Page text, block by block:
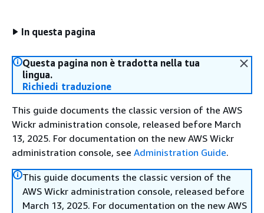
In questa pagina
Questa pagina non è tradotta nella tua
lingua.
Richiedi traduzione
This guide documents the classic version of the AWS
Wickr administration console, released before March
13, 2025. For documentation on the new AWS Wickr
administration console, see Administration Guide.
This guide documents the classic version of the
AWS Wickr administration console, released before
March 13, 2025. For documentation on the new AWS